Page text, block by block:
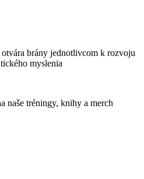
brány jednotlivcom k rozvoju
myslenia
naše tréningy, knihy a merch